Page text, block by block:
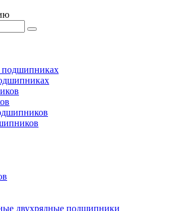
двухрядные подшипники